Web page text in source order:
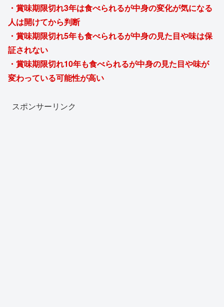
・賞味期限切れ3年は食べられるが中身の変化が気になる
人は開けてから判断
・賞味期限切れ5年も食べられるが中身の見た目や味は保
証されない
・賞味期限切れ10年も食べられるが中身の見た目や味が
変わっている可能性が高い
スポンサーリンク